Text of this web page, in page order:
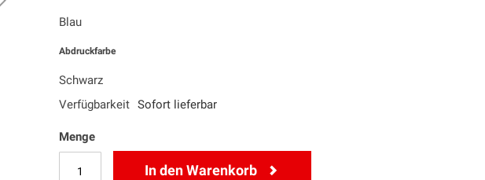
Blau
Abdruckfarbe
Schwarz
Verfügbarkeit Sofort lieferbar
Menge
In den Warenkorb